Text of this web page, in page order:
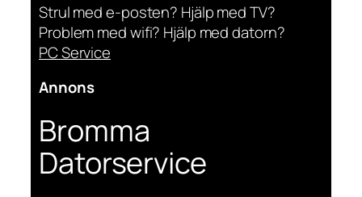
Strul med e-posten? Hjälp med TV?
Problem med wifi? Hjälp med datorn?
PC Service
Annons
Bromma
Datorservice